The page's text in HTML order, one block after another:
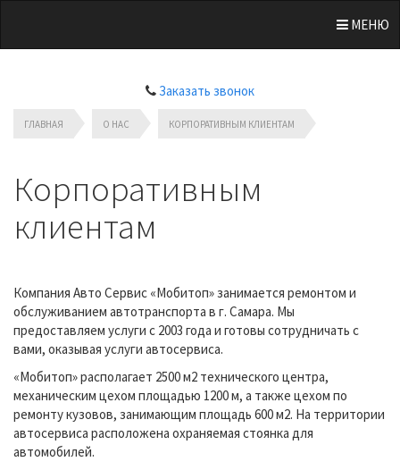
МЕНЮ
Заказать звонок
ГЛАВНАЯ О НАС КОРПОРАТИВНЫМ КЛИЕНТАМ
Корпоративным
клиентам
Компания Авто Сервис «Мобитоп» занимается ремонтом и
обслуживанием автотранспорта в г. Самара. Мы
предоставляем услуги с 2003 года и готовы сотрудничать с
вами, оказывая услуги автосервиса.
«Мобитоп» располагает 2500 м2 технического центра,
механическим цехом площадью 1200 м, а также цехом по
ремонту кузовов, занимающим площадь 600 м2. На территории
автосервиса расположена охраняемая стоянка для
автомобилей.